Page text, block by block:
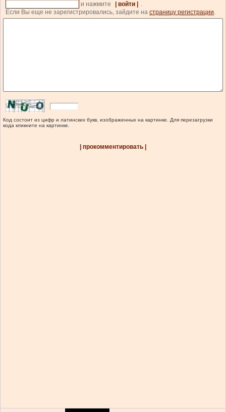
и нажмите
| войти |
.
Если Вы еще не зарегистрировались, зайдите на страницу регистрации.
Код состоит из цифр и латинских букв, изображенных на картинке. Для перезагрузки
кода кликните на картинке.
| прокомментировать |